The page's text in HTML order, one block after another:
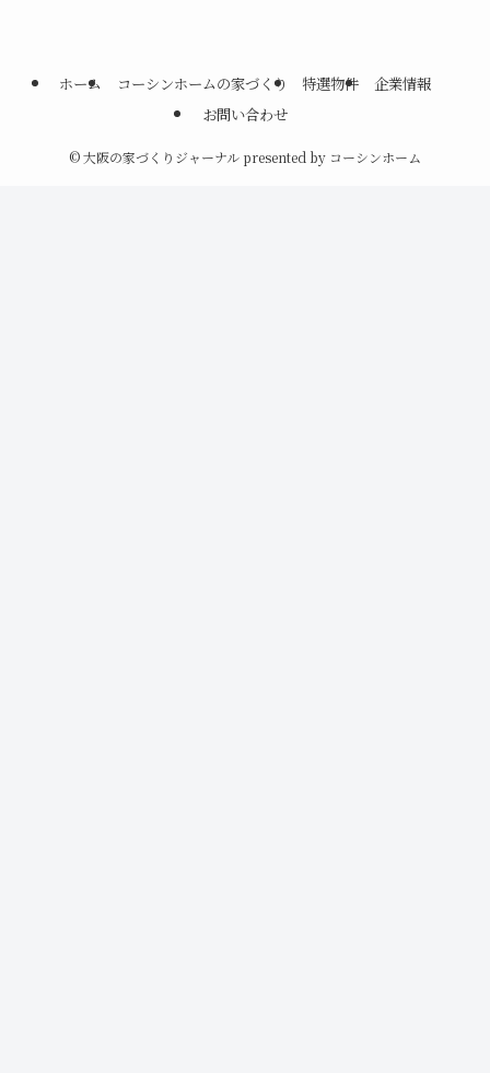
ホーム コーシンホームの家づくり 特選物件
企業情報
お問い合わせ
©大阪の家づくりジャーナル presented by コーシンホーム